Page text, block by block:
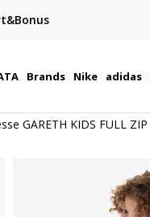
Brands Nike adidas
GARETH KIDS FULL ZIP